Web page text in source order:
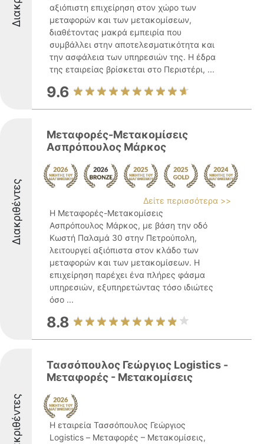
αξιόπιστη επιχείρηση στον χώρο των
μεταφορών και των μετακομίσεων,
διαθέτοντας μακρά εμπειρία που
συμβάλλει στην αποτελεσματικότητα και
την ασφάλεια των υπηρεσιών της. Η έδρα
της εταιρείας βρίσκεται στο Περιστέρι, ...
9.6
Διακριθέντες
Μεταφορές-Μετακομίσεις
Ασπρόπουλος Μάρκος
Δείτε περισσότερα >>
Η Μεταφορές-Μετακομίσεις
Ασπρόπουλος Μάρκος, με βάση την οδό
Κωστή Παλαμά 30 στην Πετρούπολη,
λειτουργεί αξιόπιστα στον κλάδο των
μεταφορών και των μετακομίσεων. Η
επιχείρηση παρέχει ένα πλήρες φάσμα
υπηρεσιών, εξυπηρετώντας τόσο ιδιώτες
όσο ...
8.8
Διακριθέντες
Τασσόπουλος Γεώργιος Logistics -
Μεταφορές - Μετακομίσεις
Η εταιρεία Τασσόπουλος Γεώργιος
Logistics – Μεταφορές – Μετακομίσεις,